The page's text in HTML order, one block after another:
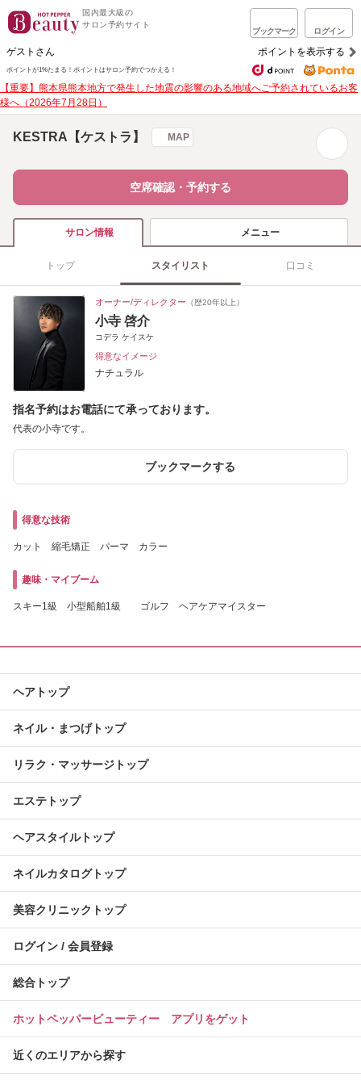
国内最大級の
サロン予約サイト
ブックマーク ログイン
ゲストさん ポイントを表示する
ポイントが1%たまる！ ポイントはサロン予約でつかえる！
【重要】熊本県熊本地方で発生した地震の影響のある地域へご予約されているお客
様へ（2026年7月28日）
KESTRA【ケストラ】 MAP
空席確認・予約する
サロン情報 メニュー
トップ スタイリスト 口コミ
オーナー/ディレクター （歴20年以上）
小寺 啓介
コデラ ケイスケ
得意なイメージ
ナチュラル
指名予約はお電話にて承っております。
代表の小寺です。
ブックマークする
得意な技術
カット 縮毛矯正 パーマ カラー
趣味・マイブーム
スキー1級 小型船舶1級 ゴルフ ヘアケアマイスター
ヘアトップ
ネイル・まつげトップ
リラク・マッサージトップ
エステトップ
ヘアスタイルトップ
ネイルカタログトップ
美容クリニックトップ
ログイン / 会員登録
総合トップ
ホットペッパービューティー アプリをゲット
近くのエリアから探す